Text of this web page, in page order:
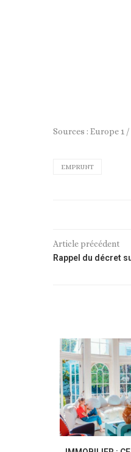
Sources : Europe 1
EMPRUNT
Article précédent
Rappel du décret